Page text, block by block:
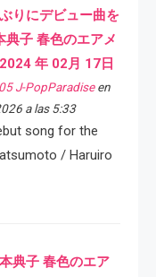
ぶりにデビュー曲を
典子 春色のエアメ
年 02月 17日
J-PopParadiseen
a las 5:33
song for the
/ Haruiro
本典子 春色のエア